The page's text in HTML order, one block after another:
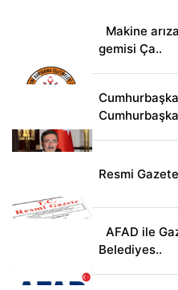
Makine
gemisi Ça..
Resmi
AFAD ile
Belediyes..